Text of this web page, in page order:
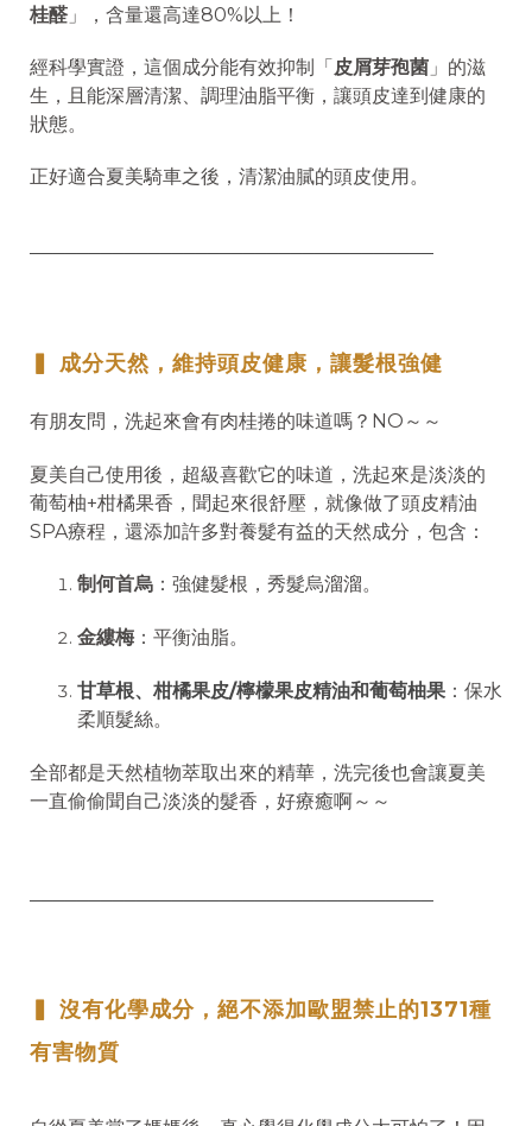
桂醛 」，含量還高達80%以上！
經科學實證，這個成分能有效抑制「皮屑芽孢菌 」的滋
生，且能深層清潔、調理油脂平衡，讓頭皮達到健康的
狀態。
正好適合夏美騎車之後，清潔油膩的頭皮使用。
──────────────────────────────────
▍ 成分天然，維持頭皮健康，讓髮根強健
有朋友問，洗起來會有肉桂捲的味道嗎？NO～～
夏美自己使用後，超級喜歡它的味道，洗起來是淡淡的
葡萄柚+柑橘果香，聞起來很舒壓，就像做了頭皮精油
SPA療程，還添加許多對養髮有益的天然成分，包含：
制何首烏 ：強健髮根，秀髮烏溜溜。
金縷梅 ：平衡油脂。
甘草根、柑橘果皮/檸檬果皮精油和葡萄柚果 ：保水
柔順髮絲。
全部都是天然植物萃取出來的精華，洗完後也會讓夏美
一直偷偷聞自己淡淡的髮香，好療癒啊～～
──────────────────────────────────
▍ 沒有化學成分，絕不添加歐盟禁止的1371種
有害物質